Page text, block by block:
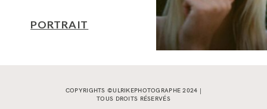
PORTRAIT
COPYRIGHTS ©ULRIKEPHOTOGRAPHE 2024 |
TOUS DROITS RÉSERVÉS